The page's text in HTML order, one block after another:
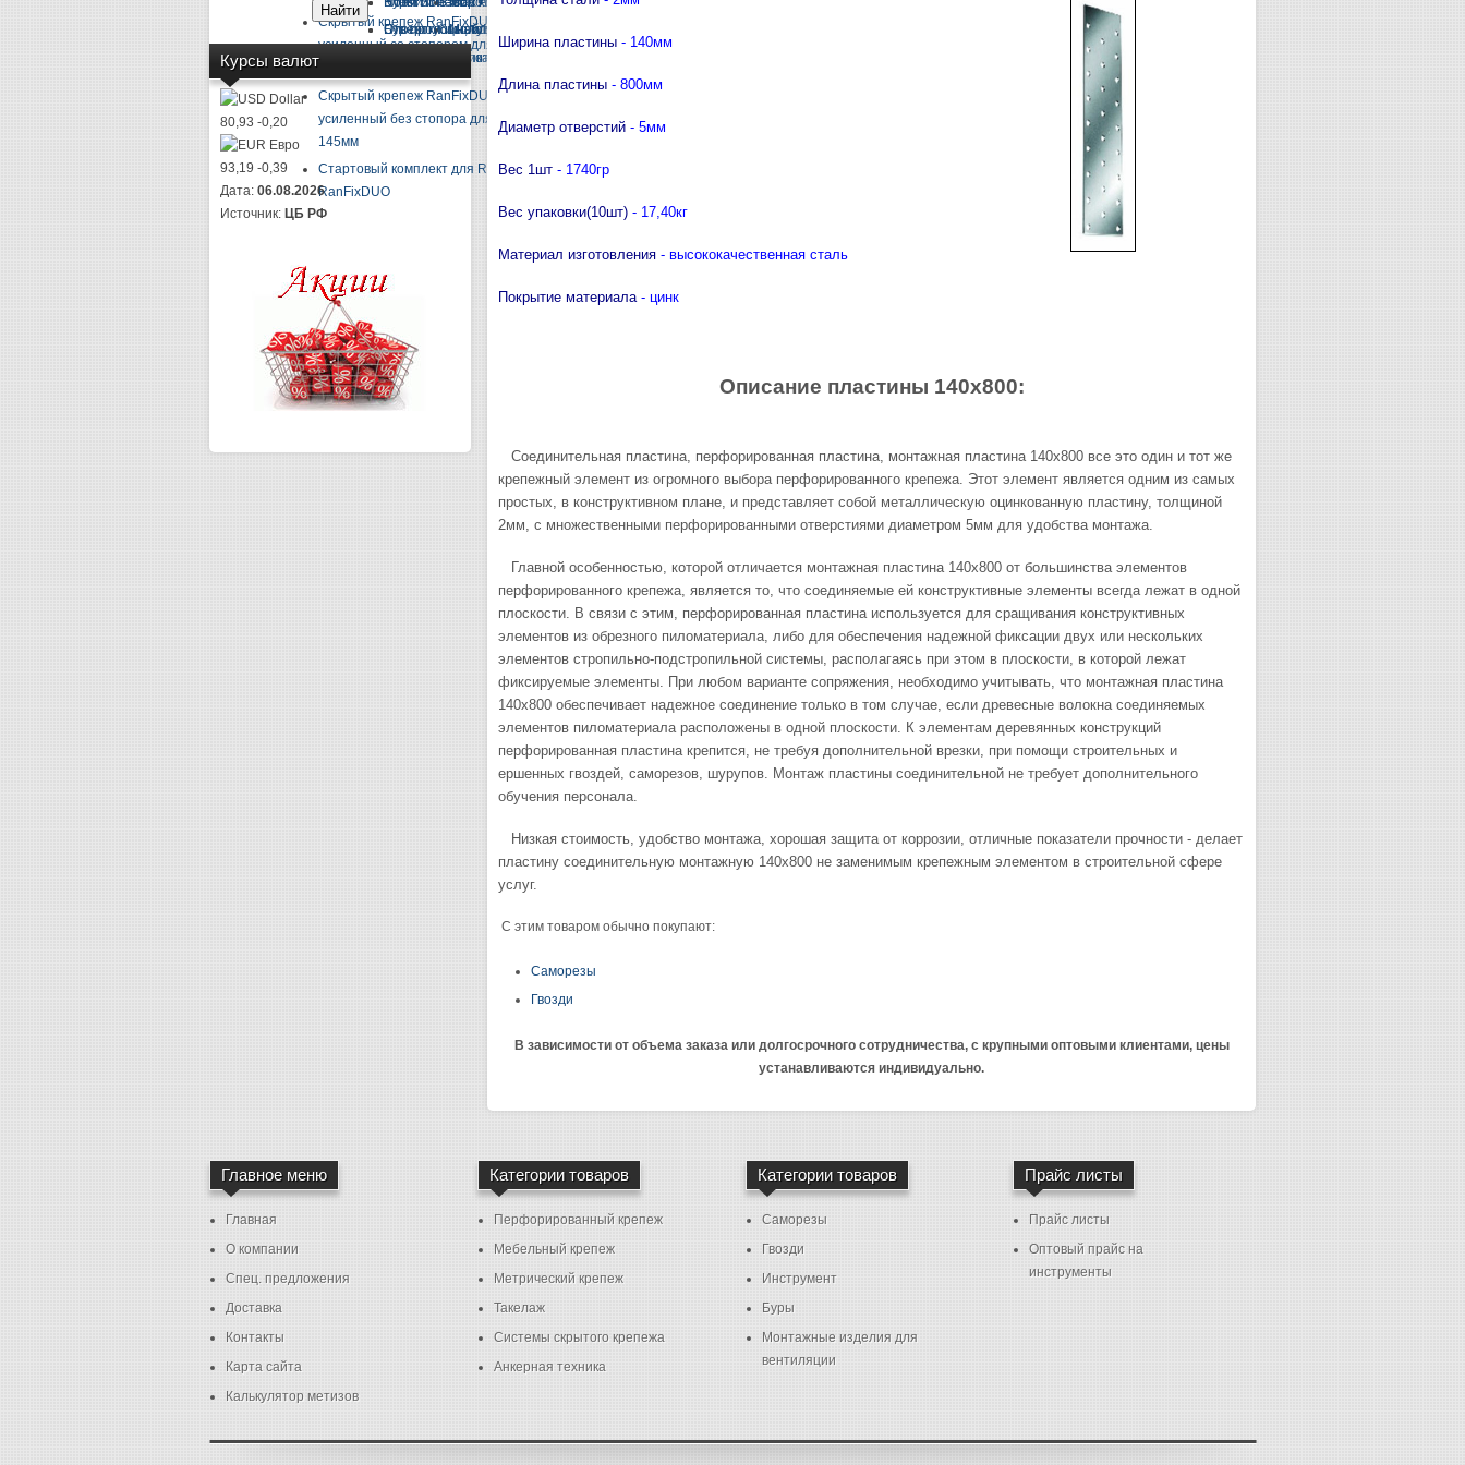
Скрытый крепеж RanFixDUO 80мм
усиленный со стопором для доски от
Скрытый крепеж RanFixDUO 80мм
усиленный без стопора для доски от
145мм
Стартовый комплект для RanFixPOWER и
RanFixDUO
Молотки-гвоздодеры
Молотки специальные
Плоскогубцы, кусачки, тонкогубцы Targ
Отвертки и набор отверток "Nox"
Отвертка-индикатор USH
Бур проломной KRASHER "RENNBOHR"
Курсы валют
Dollar
80,93 -0,20
Евро
93,19 -0,39
Дата: 06.08.2026
Источник: ЦБ РФ
Ширина пластины - 140мм
Длина пластины - 800мм
Диаметр отверстий - 5мм
Вес 1шт - 1740гр
Вес упаковки(10шт) - 17,40кг
Материал изготовления - высококачественная сталь
Покрытие материала- цинк
Описание пластины 140х800:
Соединительная пластина, перфорированная пластина, монтажная пластина 140х800 все это один и тот же
крепежный элемент из огромного выбора перфорированного крепежа. Этот элемент является одним из самых
простых, в конструктивном плане, и представляет собой металлическую оцинкованную пластину, толщиной
2мм, с множественными перфорированными отверстиями диаметром 5мм для удобства монтажа.
Главной особенностью, которой отличается монтажная пластина 140х800 от большинства элементов
перфорированного крепежа, является то, что соединяемые ей конструктивные элементы всегда лежат в одной
плоскости. В связи с этим, перфорированная пластина используется для сращивания конструктивных
элементов из обрезного пиломатериала, либо для обеспечения надежной фиксации двух или нескольких
элементов стропильно-подстропильной системы, располагаясь при этом в плоскости, в которой лежат
фиксируемые элементы. При любом варианте сопряжения, необходимо учитывать, что монтажная пластина
140х800 обеспечивает надежное соединение только в том случае, если древесные волокна соединяемых
элементов пиломатериала расположены в одной плоскости. К элементам деревянных конструкций
перфорированная пластина крепится, не требуя дополнительной врезки, при помощи строительных и
ершенных гвоздей, саморезов, шурупов. Монтаж пластины соединительной не требует дополнительного
обучения персонала.
Низкая стоимость, удобство монтажа, хорошая защита от коррозии, отличные показатели прочности - делает
пластину соединительную монтажную 140х800 не заменимым крепежным элементом в строительной сфере
услуг.
С этим товаром обычно покупают:
Саморезы
Гвозди
В зависимости от объема заказа или долгосрочного сотрудничества, с крупными оптовыми клиентами, цены
устанавливаются индивидуально.
Главное меню
Главная
О компании
Спец. предложения
Доставка
Контакты
Карта сайта
Калькулятор метизов
Категории товаров
Перфорированный крепеж
Мебельный крепеж
Метрический крепеж
Такелаж
Системы скрытого крепежа
Анкерная техника
Категории товаров
Саморезы
Гвозди
Инструмент
Буры
Монтажные изделия для
вентиляции
Прайс листы
Прайс листы
Оптовый прайс на
инструменты